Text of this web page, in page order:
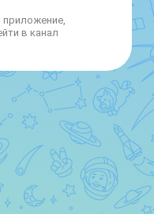
приложение,
в канал